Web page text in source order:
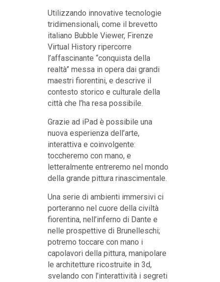
Utilizzando innovative tecnologie
tridimensionali, come il brevetto
italiano Bubble Viewer, Firenze
Virtual History ripercorre
l’affascinante “conquista della
realtà” messa in opera dai grandi
maestri fiorentini, e descrive il
contesto storico e culturale della
città che l’ha resa possibile.
Grazie ad iPad è possibile una
nuova esperienza dell’arte,
interattiva e coinvolgente:
toccheremo con mano, e
letteralmente entreremo nel mondo
della grande pittura rinascimentale.
Una serie di ambienti immersivi ci
porteranno nel cuore della civiltà
fiorentina, nell’inferno di Dante e
nelle prospettive di Brunelleschi;
potremo toccare con mano i
capolavori della pittura, manipolare
le architetture ricostruite in 3d,
svelando con l’interattività i segreti